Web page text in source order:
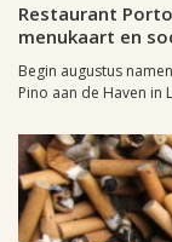
Restaurant
menukaart en
Begin augustus
Pino aan de Haven in